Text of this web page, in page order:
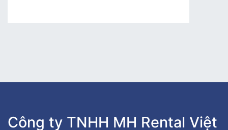
Công ty TNHH MH Rental Việt